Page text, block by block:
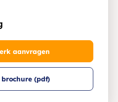
aanvragen
(pdf)